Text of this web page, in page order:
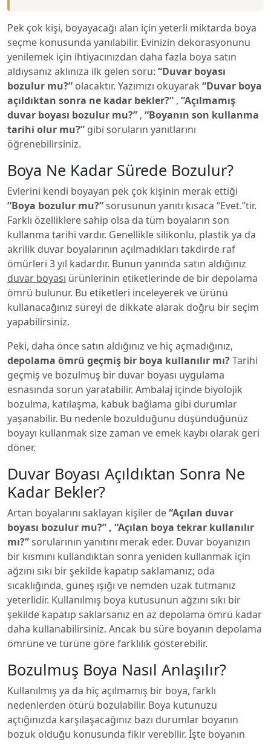
Pek çok kişi, boyayacağı alan için yeterli miktarda boya
seçme konusunda yanılabilir. Evinizin dekorasyonunu
yenilemek için ihtiyacınızdan daha fazla boya satın
aldıysanız aklınıza ilk gelen soru: “Duvar boyası
bozulur mu?” olacaktır. Yazımızı okuyarak “Duvar boya
açıldıktan sonra ne kadar bekler?” , “Açılmamış
duvar boyası bozulur mu?” , “Boyanın son kullanma
tarihi olur mu?” gibi soruların yanıtlarını
öğrenebilirsiniz.
Boya Ne Kadar Sürede Bozulur?
Evlerini kendi boyayan pek çok kişinin merak ettiği
“Boya bozulur mu?”sorusunun yanıtı kısaca “Evet.”tir.
Farklı özelliklere sahip olsa da tüm boyaların son
kullanma tarihi vardır. Genellikle silikonlu, plastik ya da
akrilik duvar boyalarının açılmadıkları takdirde raf
ömürleri 3 yıl kadardır. Bunun yanında satın aldığınız
duvar boyası ürünlerinin etiketlerinde de bir depolama
ömrü bulunur. Bu etiketleri inceleyerek ve ürünü
kullanacağınız süreyi de dikkate alarak doğru bir seçim
yapabilirsiniz.
Peki, daha önce satın aldığınız ve hiç açmadığınız,
depolama ömrü geçmiş bir boya kullanılır mı?Tarihi
geçmiş ve bozulmuş bir duvar boyası uygulama
esnasında sorun yaratabilir. Ambalaj içinde biyolojik
bozulma, katılaşma, kabuk bağlama gibi durumlar
yaşanabilir. Bu nedenle bozulduğunu düşündüğünüz
boyayı kullanmak size zaman ve emek kaybı olarak geri
döner.
Duvar Boyası Açıldıktan Sonra Ne
Kadar Bekler?
Artan boyalarını saklayan kişiler de“Açılan duvar
boyası bozulur mu?” , “Açılan boya tekrar kullanılır
mı?”sorularının yanıtını merak eder. Duvar boyanızın
bir kısmını kullandıktan sonra yeniden kullanmak için
ağzını sıkı bir şekilde kapatıp saklamanız; oda
sıcaklığında, güneş ışığı ve nemden uzak tutmanız
yeterlidir. Kullanılmış boya kutusunun ağzını sıkı bir
şekilde kapatıp saklarsanız en az depolama ömrü kadar
daha kullanabilirsiniz. Ancak bu süre boyanın depolama
ömrüne ve türüne göre farklılık gösterebilir.
Bozulmuş Boya Nasıl Anlaşılır?
Kullanılmış ya da hiç açılmamış bir boya, farklı
nedenlerden ötürü bozulabilir. Boya kutunuzu
açtığınızda karşılaşacağınız bazı durumlar boyanın
bozuk olduğu konusunda fikir verebilir. İşte boyanın